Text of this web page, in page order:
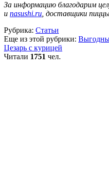
За информацию благодарим
и nasushi.ru , доставщики
Рубрика: Статьи
Еще из этой рубрики:
Цезарь с курицей
Читали 1751 чел.